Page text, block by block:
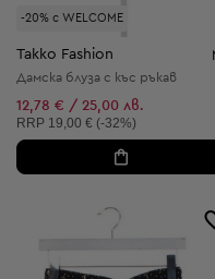
-20% с WELCOME
Takko Fashion
Дамска блуза с къс ръкав
12,78 € / 25,00 лв.
Препоръчителна цена:
RRP 19,00 € (-32%)